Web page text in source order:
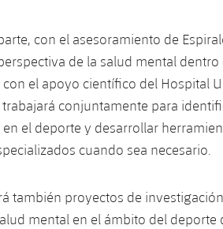
con el asesoramiento de
de la salud mental
el apoyo científico del Hospital
conjuntamente para
el deporte y desarrollar
cuando sea necesario.
también proyectos de
mental en el ámbito del deporte